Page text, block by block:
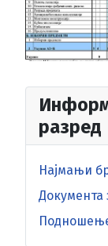
разред
Најмањи
Документа